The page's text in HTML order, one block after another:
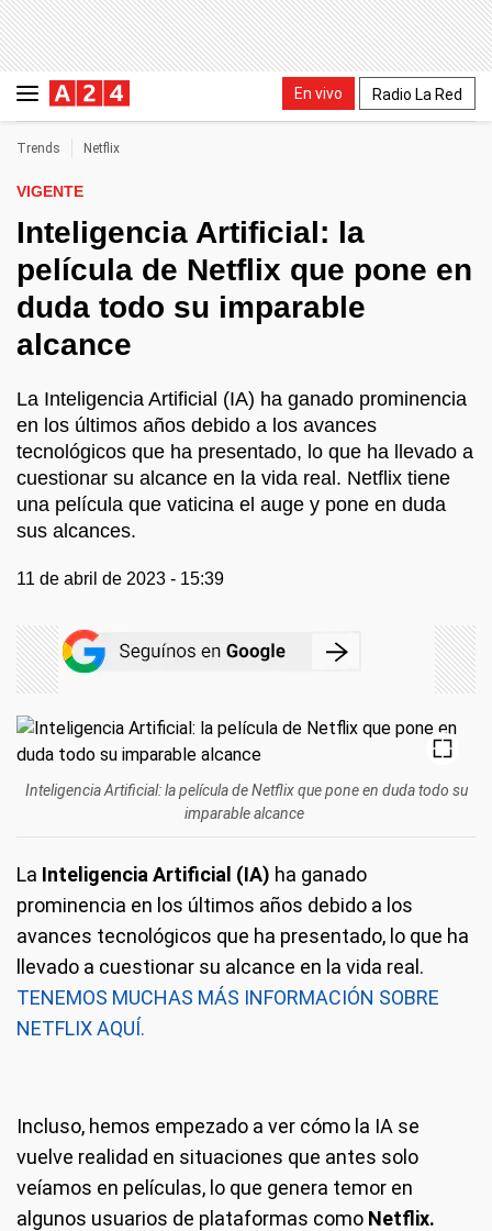
En vivo Radio La Red
Trends Netflix
VIGENTE
Inteligencia Artificial: la
película de Netflix que pone en
duda todo su imparable
alcance
La Inteligencia Artificial (IA) ha ganado prominencia
en los últimos años debido a los avances
tecnológicos que ha presentado, lo que ha llevado a
cuestionar su alcance en la vida real. Netflix tiene
una película que vaticina el auge y pone en duda
sus alcances.
11 de abril de 2023 - 15:39
Inteligencia Artificial: la película de Netflix que pone en duda todo su
imparable alcance
La Inteligencia Artificial (IA) ha ganado
prominencia en los últimos años debido a los
avances tecnológicos que ha presentado, lo que ha
llevado a cuestionar su alcance en la vida real.
TENEMOS MUCHAS MÁS INFORMACIÓN SOBRE
NETFLIX AQUÍ.
Incluso, hemos empezado a ver cómo la IA se
vuelve realidad en situaciones que antes solo
veíamos en películas, lo que genera temor en
algunos usuarios de plataformas como Netflix.